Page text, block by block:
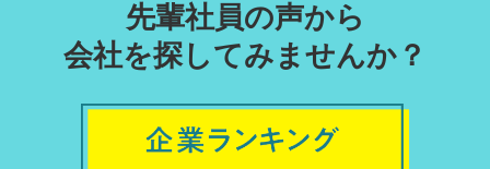
先輩社員の声から
会社を探してみませんか？